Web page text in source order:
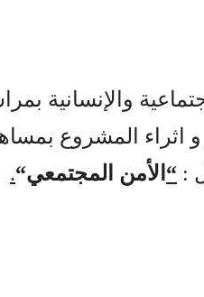
والإنسانية
و اثراء المشروع
:
“ الأمن المجتمعي“
.